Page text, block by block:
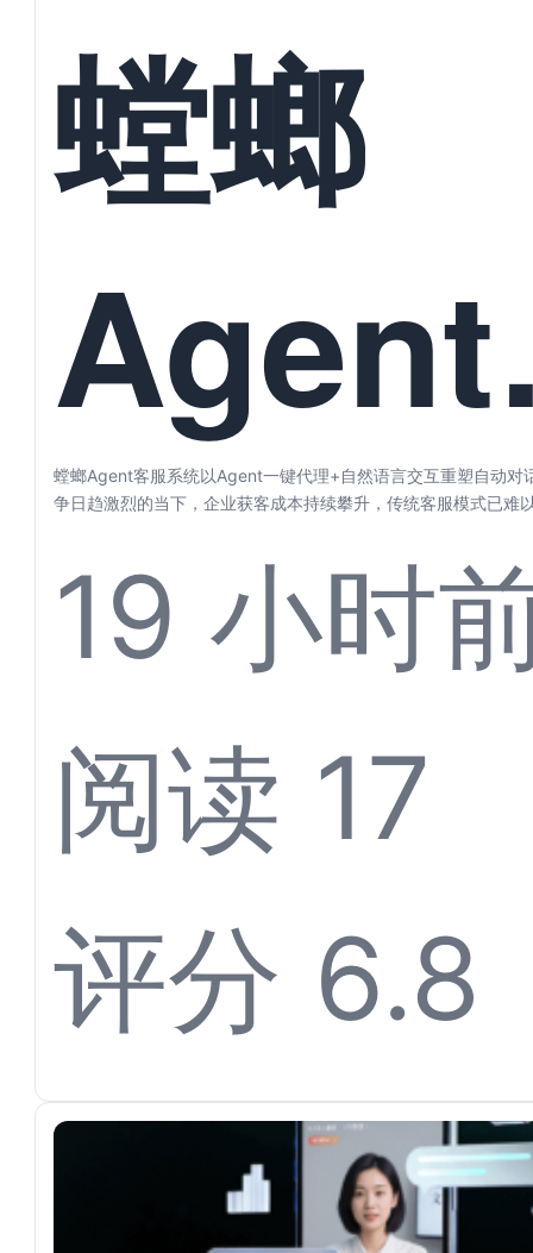
螳螂
服系
键代理
螳螂Agent客服系统以Agent一键代理+自然语言交互重塑自动对
争日趋激烈的当下，企业获客成本持续攀升，传统客服模式已难
19 小时
阅读 17
评分 6.8